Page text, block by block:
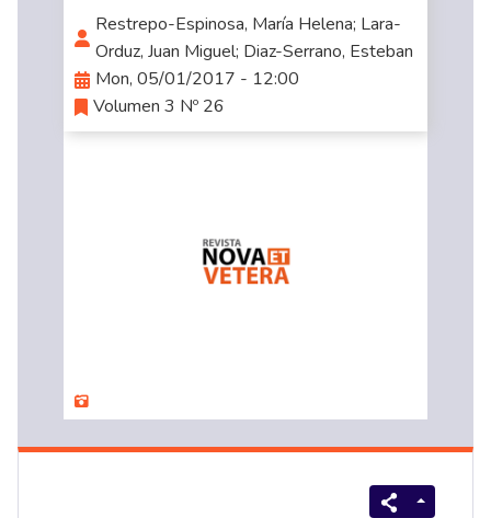
Restrepo-Espinosa, María Helena; Lara-
Orduz, Juan Miguel; Diaz-Serrano, Esteban
Mon, 05/01/2017 - 12:00
Volumen 3 Nº 26